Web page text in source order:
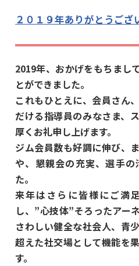
２０１９年ありがとうござ
2019年、おかげをもちまし
とができました。
これもひとえに、会員さん
だける指導員のみなさま、
厚くお礼申し上げます。
ジム会員数も好調に伸び、
や、懇親会の充実、選手
た。
来年はさらに皆様にご満
し、”心技体”そろったアー
さわしい健全な社会人、青
超えた社交場として機能を
す。